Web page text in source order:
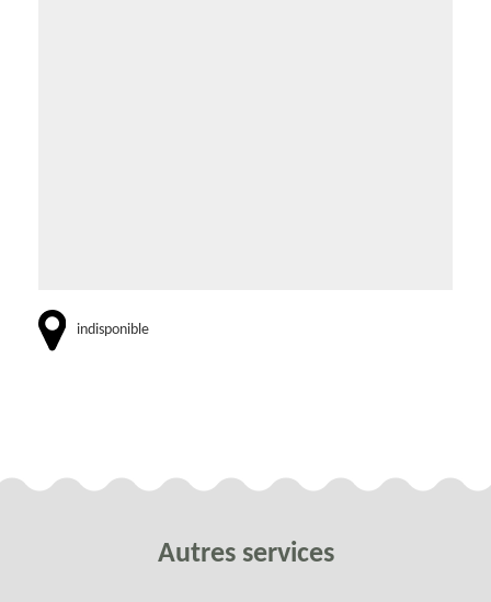
indisponible
Autres services